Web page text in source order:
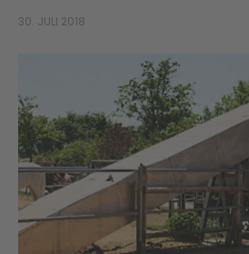
30. JULI 2018